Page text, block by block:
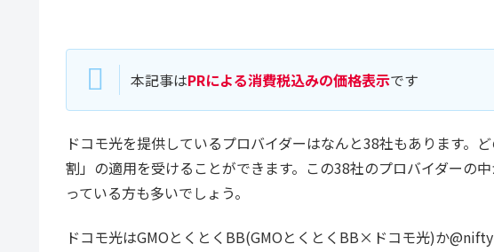
本記事はPRによる消費税込みの価格表示です
ドコモ光を提供しているプロバイダーはなんと38社もあります。
割」の適用を受けることができます。この38社のプロバイダーの
っている方も多いでしょう。
ドコモ光はGMOとくとくBB(GMOとくとくBB×ドコモ光)か